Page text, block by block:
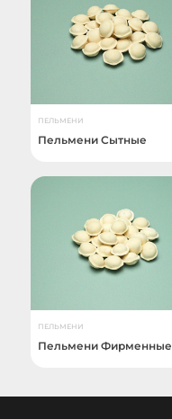
ПЕЛЬМЕНИ
Пельмени Сытные
ПЕЛЬМЕНИ
Пельмени Фирменные